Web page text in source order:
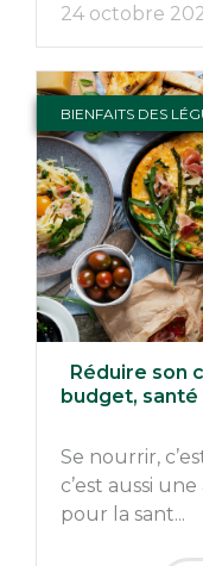
24 octobre
BIENFAITS DES
Réduire son
budget,
Se nourrir,
c’est aussi
pour la sant...